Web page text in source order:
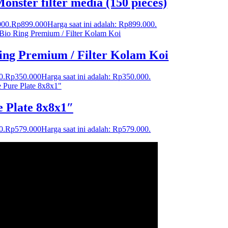
filter media (150 pieces)
Rp899.000Harga saat ini adalah: Rp899.000.
Premium / Filter Kolam Koi
Rp350.000Harga saat ini adalah: Rp350.000.
8x8x1″
Rp579.000Harga saat ini adalah: Rp579.000.